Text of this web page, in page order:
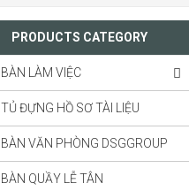
PRODUCTS CATEGORY
BÀN LÀM VIỆC
TỦ ĐỰNG HỒ SƠ TÀI LIỆU
BÀN VĂN PHÒNG DSGGROUP
BÀN QUẦY LỄ TÂN